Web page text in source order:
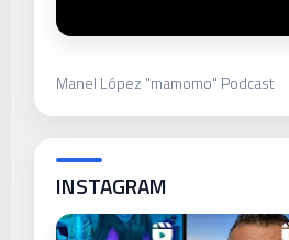
Manel López "mamomo" Podcast
INSTAGRAM